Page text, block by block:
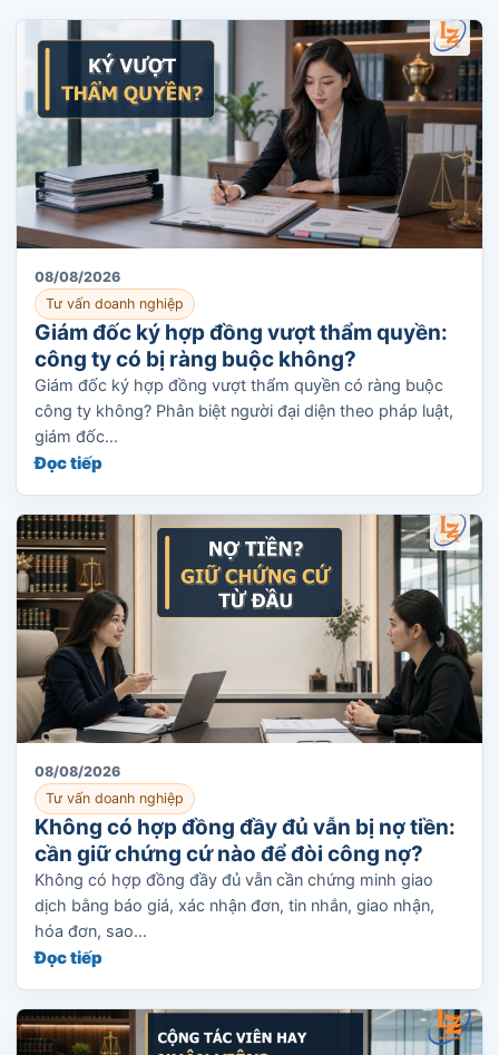
08/08/2026
Tư vấn doanh nghiệp
Giám đốc ký hợp đồng vượt thẩm quyền:
công ty có bị ràng buộc không?
Giám đốc ký hợp đồng vượt thẩm quyền có ràng buộc
công ty không? Phân biệt người đại diện theo pháp luật,
giám đốc...
Đọc tiếp
08/08/2026
Tư vấn doanh nghiệp
Không có hợp đồng đầy đủ vẫn bị nợ tiền:
cần giữ chứng cứ nào để đòi công nợ?
Không có hợp đồng đầy đủ vẫn cần chứng minh giao
dịch bằng báo giá, xác nhận đơn, tin nhắn, giao nhận,
hóa đơn, sao...
Đọc tiếp